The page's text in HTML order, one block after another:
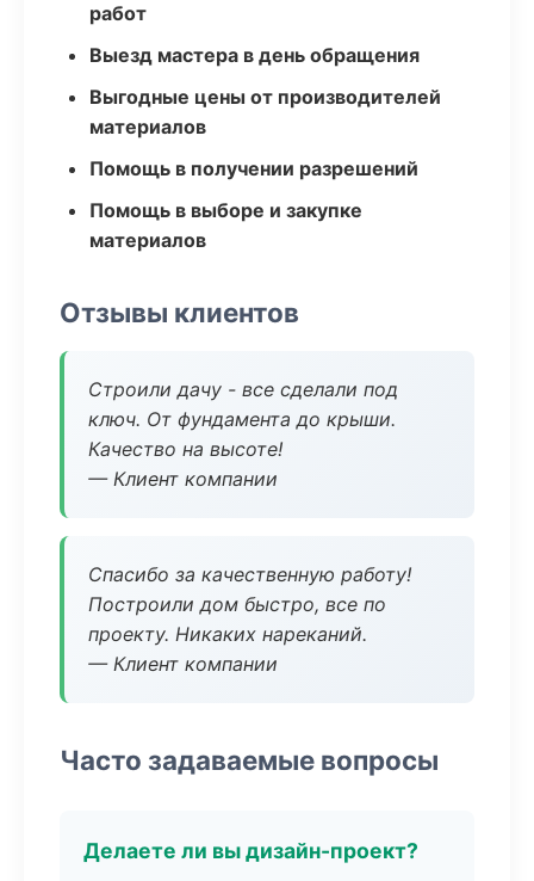
работ
Выезд мастера в день обращения
Выгодные цены от производителей
материалов
Помощь в получении разрешений
Помощь в выборе и закупке
материалов
Отзывы клиентов
Строили дачу - все сделали под
ключ. От фундамента до крыши.
Качество на высоте!
— Клиент компании
Спасибо за качественную работу!
Построили дом быстро, все по
проекту. Никаких нареканий.
— Клиент компании
Часто задаваемые вопросы
Делаете ли вы дизайн-проект?